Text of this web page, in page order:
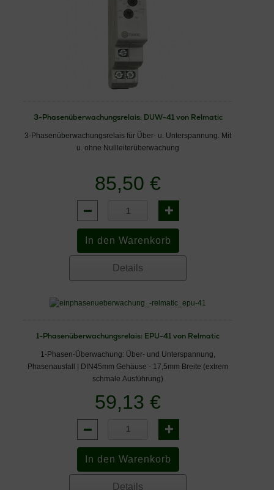
3-Phasenüberwachungsrelais: DUW-41 von Relmatic
3-Phasenüberwachungsrelais für Über- u. Unterspannung. Mit
u. ohne Nullleiterüberwachung
85,50 €
Details
1-Phasenüberwachungsrelais: EPU-41 von Relmatic
1-Phasen-Überwachung: Über- und Unterspannung,
Phasenausfall | DIN45mm Gehäuse - 17,5mm Breite (extrem
schmale Ausführung)
59,13 €
Details